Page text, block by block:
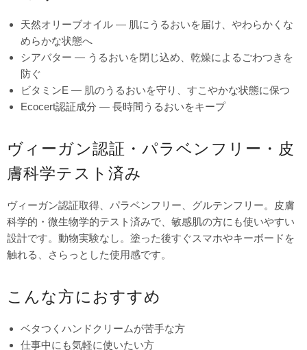
天然オリーブオイル — 肌にうるおいを届け、やわらかくな
めらかな状態へ
シアバター — うるおいを閉じ込め、乾燥によるごわつきを
防ぐ
ビタミンE — 肌のうるおいを守り、すこやかな状態に保つ
Ecocert認証成分 — 長時間うるおいをキープ
ヴィーガン認証・パラベンフリー・皮
膚科学テスト済み
ヴィーガン認証取得、パラベンフリー、グルテンフリー。皮膚
科学的・微生物学的テスト済みで、敏感肌の方にも使いやすい
設計です。動物実験なし。塗った後すぐスマホやキーボードを
触れる、さらっとした使用感です。
こんな方におすすめ
ベタつくハンドクリームが苦手な方
仕事中にも気軽に使いたい方